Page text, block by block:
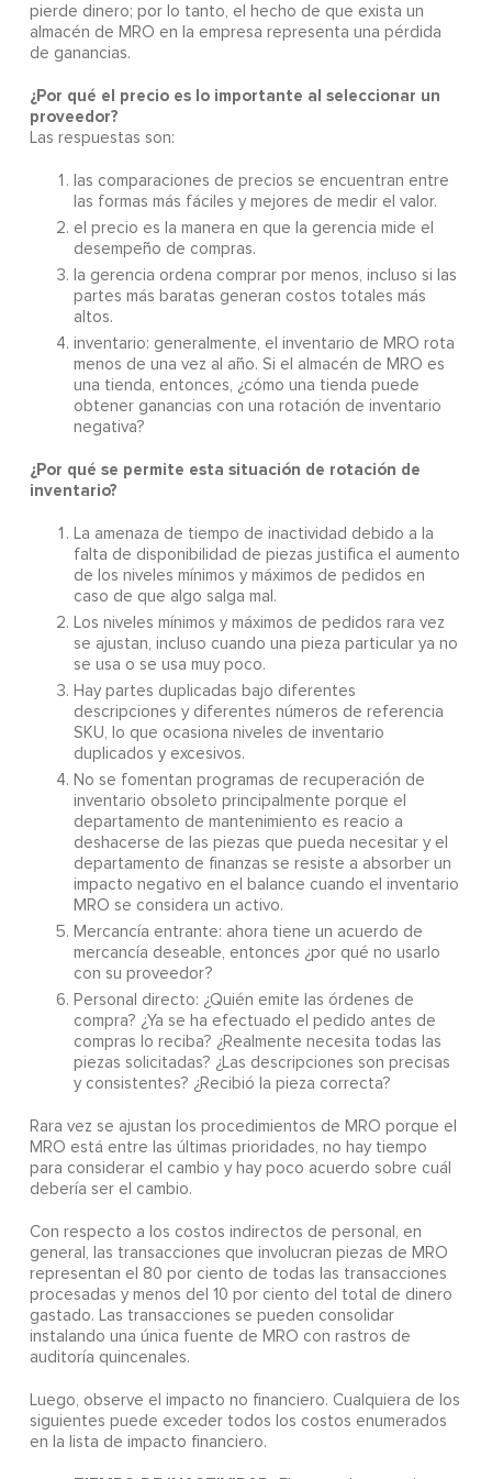
pierde dinero; por lo tanto, el hecho de que exista un
almacén de MRO en la empresa representa una pérdida
de ganancias.
¿Por qué el precio es lo importante al seleccionar un
proveedor?
Las respuestas son:
las comparaciones de precios se encuentran entre
las formas más fáciles y mejores de medir el valor.
el precio es la manera en que la gerencia mide el
desempeño de compras.
la gerencia ordena comprar por menos, incluso si las
partes más baratas generan costos totales más
altos.
inventario: generalmente, el inventario de MRO rota
menos de una vez al año. Si el almacén de MRO es
una tienda, entonces, ¿cómo una tienda puede
obtener ganancias con una rotación de inventario
negativa?
¿Por qué se permite esta situación de rotación de
inventario?
La amenaza de tiempo de inactividad debido a la
falta de disponibilidad de piezas justifica el aumento
de los niveles mínimos y máximos de pedidos en
caso de que algo salga mal.
Los niveles mínimos y máximos de pedidos rara vez
se ajustan, incluso cuando una pieza particular ya no
se usa o se usa muy poco.
Hay partes duplicadas bajo diferentes
descripciones y diferentes números de referencia
SKU, lo que ocasiona niveles de inventario
duplicados y excesivos.
No se fomentan programas de recuperación de
inventario obsoleto principalmente porque el
departamento de mantenimiento es reacio a
deshacerse de las piezas que pueda necesitar y el
departamento de finanzas se resiste a absorber un
impacto negativo en el balance cuando el inventario
MRO se considera un activo.
Mercancía entrante: ahora tiene un acuerdo de
mercancía deseable, entonces ¿por qué no usarlo
con su proveedor?
Personal directo: ¿Quién emite las órdenes de
compra? ¿Ya se ha efectuado el pedido antes de
compras lo reciba? ¿Realmente necesita todas las
piezas solicitadas? ¿Las descripciones son precisas
y consistentes? ¿Recibió la pieza correcta?
Rara vez se ajustan los procedimientos de MRO porque el
MRO está entre las últimas prioridades, no hay tiempo
para considerar el cambio y hay poco acuerdo sobre cuál
debería ser el cambio.
Con respecto a los costos indirectos de personal, en
general, las transacciones que involucran piezas de MRO
representan el 80 por ciento de todas las transacciones
procesadas y menos del 10 por ciento del total de dinero
gastado. Las transacciones se pueden consolidar
instalando una única fuente de MRO con rastros de
auditoría quincenales.
Luego, observe el impacto no financiero. Cualquiera de los
siguientes puede exceder todos los costos enumerados
en la lista de impacto financiero.